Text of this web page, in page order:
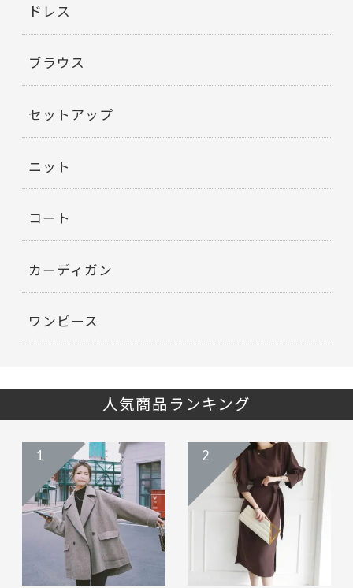
ドレス
ブラウス
セットアップ
ニット
コート
カーディガン
ワンピース
人気商品ランキング
1 2